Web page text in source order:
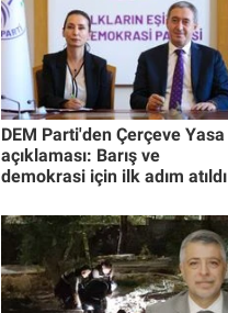
DEM Parti'den Çerçeve Yasa
açıklaması: Barış ve
demokrasi için ilk adım atıldı